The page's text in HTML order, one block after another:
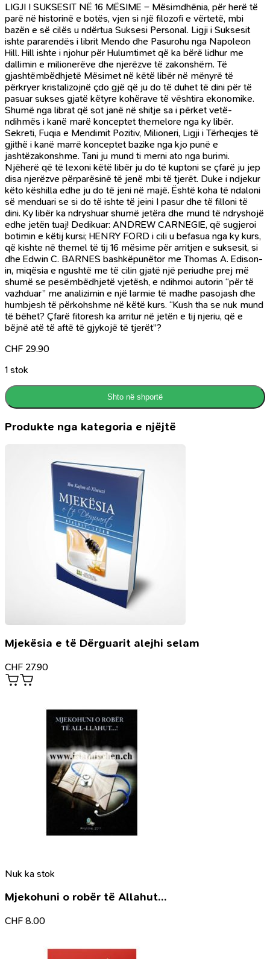
LIGJI I SUKSESIT NË 16 MËSIME – Mësimdhënia, për herë të
parë në historinë e botës, vjen si një filozofi e vërtetë, mbi
bazën e së cilës u ndërtua Suksesi Personal. Ligji i Suksesit
ishte pararendës i librit Mendo dhe Pasurohu nga Napoleon
Hill. Hill ishte i njohur për Hulumtimet që ka bërë lidhur me
dallimin e milionerëve dhe njerëzve të zakonshëm. Të
gjashtëmbëdhjetë Mësimet në këtë libër në mënyrë të
përkryer kristalizojnë çdo gjë që ju do të duhet të dini për të
pasuar sukses gjatë këtyre kohërave të vështira ekonomike.
Shumë nga librat që sot janë në shitje sa i përket vetë-
ndihmës i kanë marë konceptet themelore nga ky libër.
Sekreti, Fuqia e Mendimit Pozitiv, Milioneri, Ligji i Tërheqjes të
gjithë i kanë marrë konceptet bazike nga kjo punë e
jashtëzakonshme. Tani ju mund ti merni ato nga burimi.
Njëherë që të lexoni këtë libër ju do të kuptoni se çfarë ju jep
disa njerëzve përparësinë të jenë mbi të tjerët. Duke i ndjekur
këto këshilla edhe ju do të jeni në majë. Është koha të ndaloni
së menduari se si do të ishte të jeini I pasur dhe të filloni të
dini. Ky libër ka ndryshuar shumë jetëra dhe mund të ndryshojë
edhe jetën tuaj! Dedikuar: ANDREW CARNEGIE, që sugjeroi
botimin e këtij kursi; HENRY FORD i cili u befasua nga ky kurs,
që kishte në themel të tij 16 mësime për arritjen e suksesit, si
dhe Edwin C. BARNES bashkëpunëtor me Thomas A. Edison-
in, miqësia e ngushtë me të cilin gjatë një periudhe prej më
shumë se pesëmbëdhjetë vjetësh, e ndihmoi autorin “për të
vazhduar” me analizimin e një larmie të madhe pasojash dhe
humbjesh të përkohshme në këtë kurs. “Kush tha se nuk mund
të bëhet? Çfarë fitoresh ka arritur në jetën e tij njeriu, që e
bëjnë atë të aftë të gjykojë të tjerët”?
CHF 29.90
1 stok
Shto në shportë
Produkte nga kategoria e njëjtë
Mjekësia e të Dërguarit alejhi selam
CHF 27.90
Nuk ka stok
Mjekohuni o robër të Allahut…
CHF 8.00